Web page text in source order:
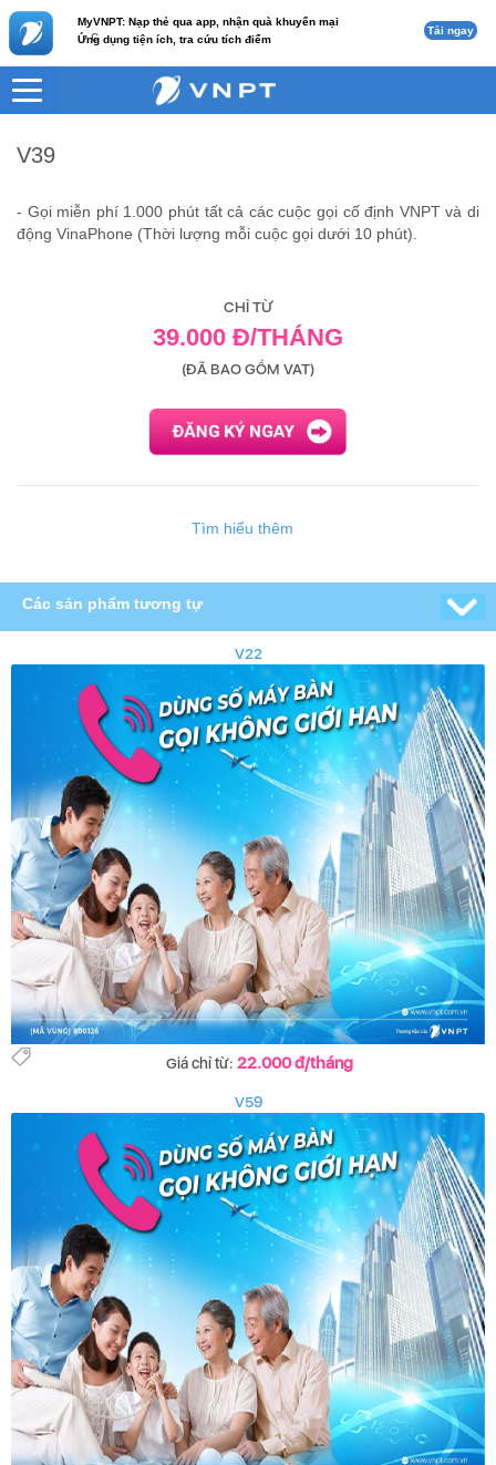
MyVNPT: Nạp thẻ qua app, nhận quà khuyến mại
Ứng dụng tiện ích, tra cứu tích điểm
c Tải ngay
VNPT V39
V39
- Gọi miễn phí 1.000 phút tất cả các cuộc gọi cố định VNPT và di
động VinaPhone (Thời lượng mỗi cuộc gọi dưới 10 phút).
CHỈ TỪ
39.000 Đ/THÁNG
(ĐÃ BAO GỒM VAT)
Tìm hiểu thêm
Các sản phẩm tương tự
V22
Giá chỉ từ:22.000 đ/tháng
V59